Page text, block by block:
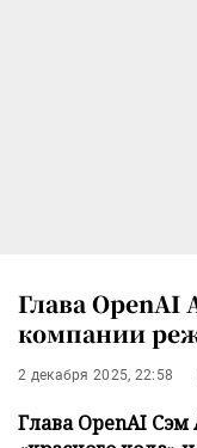
Глава OpenAI
компании
2 декабря 2025, 22:58
Глава OpenAI